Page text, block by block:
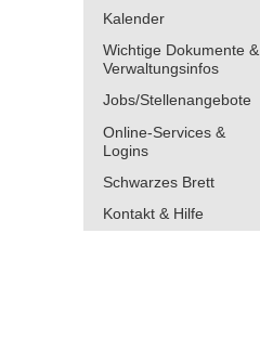
Kalender
Wichtige Dokumente &
Verwaltungsinfos
Jobs/Stellenangebote
Online-Services &
Logins
Schwarzes Brett
Kontakt & Hilfe